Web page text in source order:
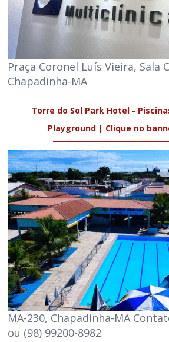
Praça Coronel Luís Vieira, Sala
Chapadinha-MA
Torre do Sol Park Hotel -
Playground | Clique no
MA-230, Chapadinha-MA
ou (98) 99200-8982